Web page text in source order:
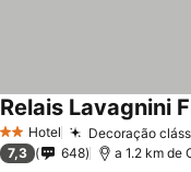
2 Estrelas
Hotel Decoração
Relais Lavagnini
7,3 648 a 1.2 km de